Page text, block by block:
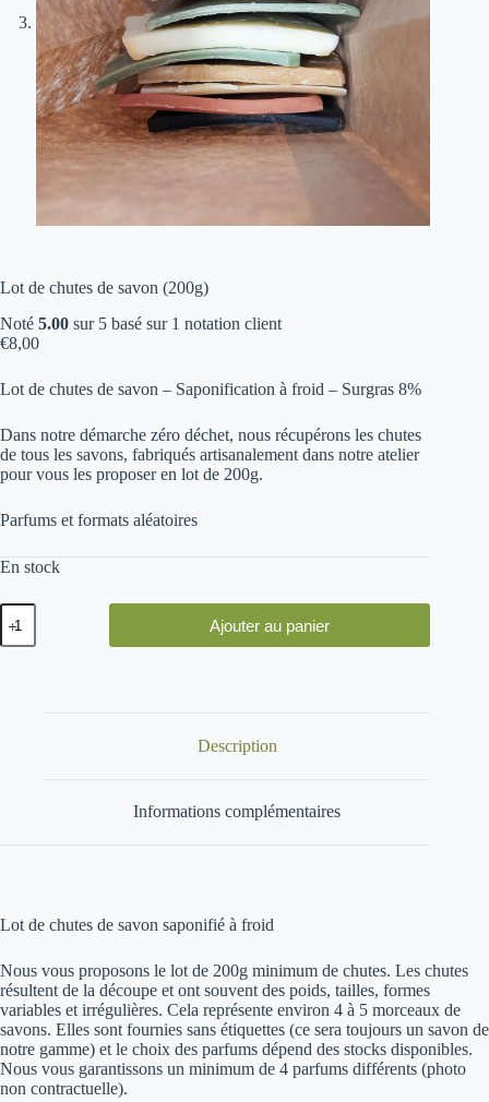
Lot de chutes de savon (200g)
Noté 5.00 sur 5 basé sur 1 notation client
€8,00
Lot de chutes de savon – Saponification à froid – Surgras 8%
Dans notre démarche zéro déchet, nous récupérons les chutes
de tous les savons, fabriqués artisanalement dans notre atelier
pour vous les proposer en lot de 200g.
Parfums et formats aléatoires
En stock
quantité
de
Lot
Ajouter au panier
Description
Informations complémentaires
Lot de chutes de savon saponifié à froid
Nous vous proposons le lot de 200g minimum de chutes. Les chutes
résultent de la découpe et ont souvent des poids, tailles, formes
variables et irrégulières. Cela représente environ 4 à 5 morceaux de
savons. Elles sont fournies sans étiquettes (ce sera toujours un savon de
notre gamme) et le choix des parfums dépend des stocks disponibles.
Nous vous garantissons un minimum de 4 parfums différents (photo
non contractuelle).